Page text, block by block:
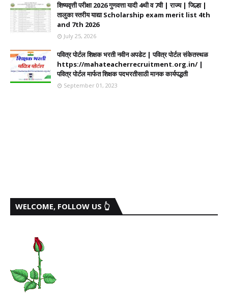
शिष्यवृत्ती परीक्षा 2026 गुणवत्ता यादी 4थी व 7वी | राज्य | जिल्हा |
तालुका स्तरीय याद्या Scholarship exam merit list 4th
and 7th 2026
July 25, 2026
पवित्र पोर्टल शिक्षक भरती नवीन अपडेट | पवित्र पोर्टल संकेतस्थळ
https://mahateacherrecruitment.org.in/ |
पवित्र पोर्टल मार्फत शिक्षक पदभरतीसाठी मानक कार्यपद्धती
September 01, 2023
WELCOME, FOLLOW US 👆